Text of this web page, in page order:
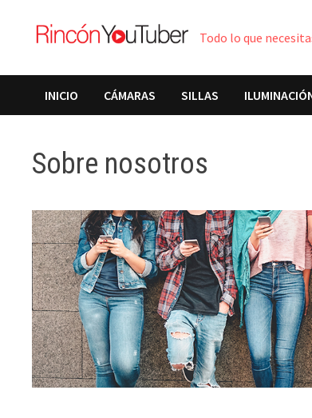
Todo lo que
INICIO CÁMARAS SILLAS
Sobre nosotros